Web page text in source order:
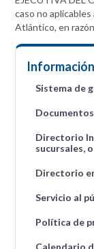
Sistema de
Directorio
sucursales,
Directorio
Servicio al
Política de
caso no
Atlántico, en